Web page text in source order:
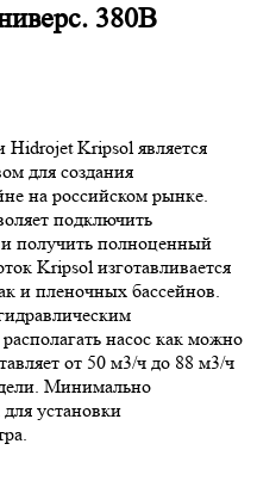
380В
Kripsol является
для создания
на российском рынке.
подключить
получить полноценный
Kripsol изготавливается
и пленочных бассейнов.
насос как можно
от 50 м3/ч до 88 м3/ч
Минимально
установки